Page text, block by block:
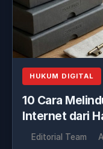
HUKUM DIGITAL
10 Cara
Internet dari
Editorial Team